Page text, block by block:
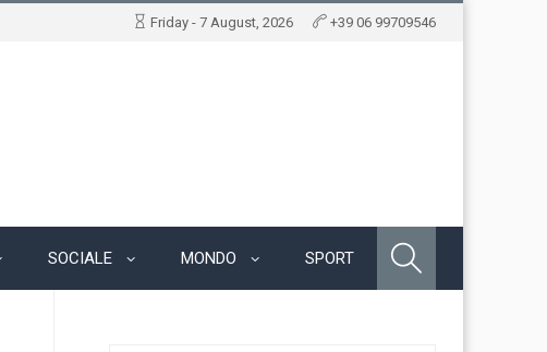
Friday - 7 August, 2026 +39 06 99709546
SOCIALE MONDO SPORT